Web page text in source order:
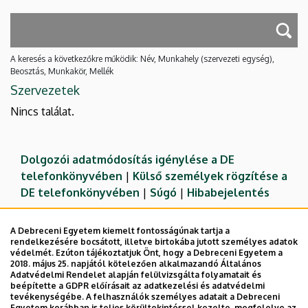
A keresés a következőkre működik: Név, Munkahely (szervezeti egység),
Beosztás, Munkakör, Mellék
Szervezetek
Nincs találat.
Dolgozói adatmódosítás igénylése a DE
telefonkönyvében | Külső személyek rögzítése a
DE telefonkönyvében | Súgó | Hibabejelentés
A Debreceni Egyetem kiemelt fontosságúnak tartja a
rendelkezésére bocsátott, illetve birtokába jutott személyes adatok
védelmét. Ezúton tájékoztatjuk Önt, hogy a Debreceni Egyetem a
2018. május 25. napjától kötelezően alkalmazandó Általános
Adatvédelmi Rendelet alapján felülvizsgálta folyamatait és
beépítette a GDPR előírásait az adatkezelési és adatvédelmi
tevékenységébe. A felhasználók személyes adatait a Debreceni